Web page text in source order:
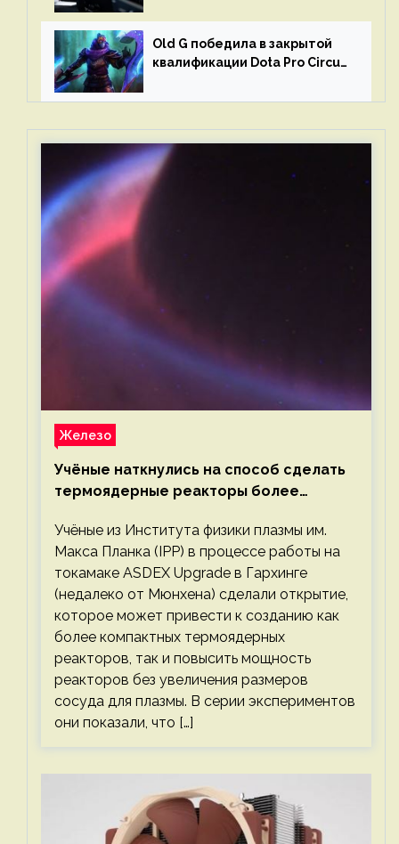
Old G победила в закрытой
квалификации Dota Pro Circuit
Железо
Учёные наткнулись на способ сделать
термоядерные реакторы более
Учёные из Института физики плазмы им.
Макса Планка (IPP) в процессе работы на
токамаке ASDEX Upgrade в Гархинге
(недалеко от Мюнхена) сделали открытие,
которое может привести к созданию как
более компактных термоядерных
реакторов, так и повысить мощность
реакторов без увеличения размеров
сосуда для плазмы. В серии экспериментов
они показали, что […]